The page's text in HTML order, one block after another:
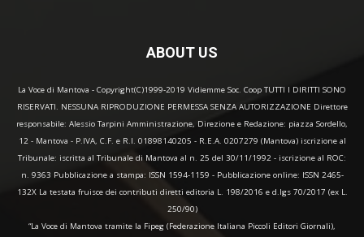
ABOUT US
La Voce di Mantova - Copyright(C)1999-2019 Vidiemme Soc. Coop TUTTI I DIRITTI SONO
RISERVATI. NESSUNA RIPRODUZIONE PERMESSA SENZA AUTORIZZAZIONE Direttore
responsabile: Alessio Tarpini Amministrazione, Direzione e Redazione: piazza Sordello,
12 - Mantova - P.IVA, C.F. e R.I. 01898140205 - R.E.A. 0207279 (Mantova) iscrizione al
Tribunale: iscritta al Tribunale di Mantova al n. 25 del 30/11/1992 - iscrizione al ROC:
n. 9363 Pubblicazione a stampa: ISSN 1594-1159 - Pubblicazione online: ISSN 2465-
132X La testata fruisce dei contributi diretti editoria L. 198/2016 e d.lgs 70/2017 (ex L.
250/90)
“La Voce di Mantova tramite la Fipeg (Federazione Italiana Piccoli Editori Giornali),